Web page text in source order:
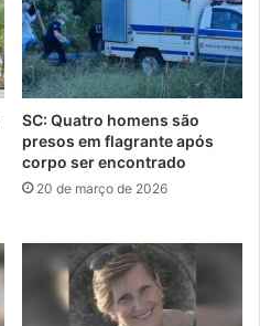
SC: Quatro homens são
presos em flagrante após
corpo ser encontrado
20 de março de 2026